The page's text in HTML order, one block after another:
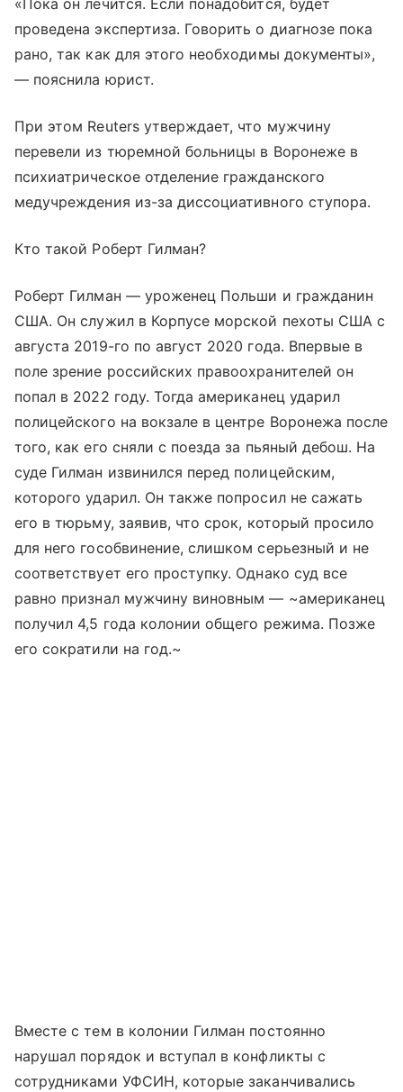
«Пока он лечится. Если понадобится, будет
проведена экспертиза. Говорить о диагнозе пока
рано, так как для этого необходимы документы»,
— пояснила юрист.
При этом Reuters утверждает, что мужчину
перевели из тюремной больницы в Воронеже в
психиатрическое отделение гражданского
медучреждения из-за диссоциативного ступора.
Кто такой Роберт Гилман?
Роберт Гилман — уроженец Польши и гражданин
США. Он служил в Корпусе морской пехоты США с
августа 2019-го по август 2020 года. Впервые в
поле зрение российских правоохранителей он
попал в 2022 году. Тогда американец ударил
полицейского на вокзале в центре Воронежа после
того, как его сняли с поезда за пьяный дебош. На
суде Гилман извинился перед полицейским,
которого ударил. Он также попросил не сажать
его в тюрьму, заявив, что срок, который просило
для него гособвинение, слишком серьезный и не
соответствует его проступку. Однако суд все
равно признал мужчину виновным — ~американец
получил 4,5 года колонии общего режима. Позже
его сократили на год.~
Вместе с тем в колонии Гилман постоянно
нарушал порядок и вступал в конфликты с
сотрудниками УФСИН, которые заканчивались